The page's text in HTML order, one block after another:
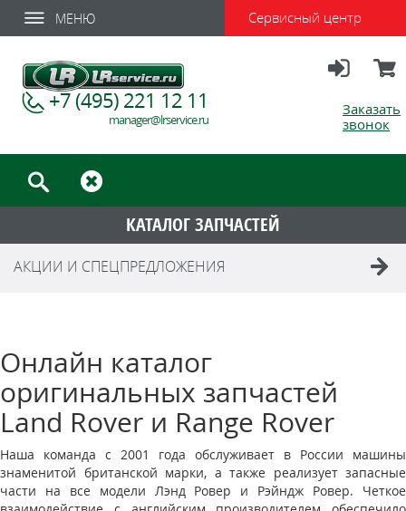
МЕНЮ Сервисный центр
Заказать
звонок
+7 (495) 221 12 11
manager@lrservice.ru
КАТАЛОГ ЗАПЧАСТЕЙ
АКЦИИ И СПЕЦПРЕДЛОЖЕНИЯ
Онлайн каталог
оригинальных запчастей
Land Rover и Range Rover
Наша команда с 2001 года обслуживает в России машины
знаменитой британской марки, а также реализует запасные
части на все модели Лэнд Ровер и Рэйндж Ровер. Четкое